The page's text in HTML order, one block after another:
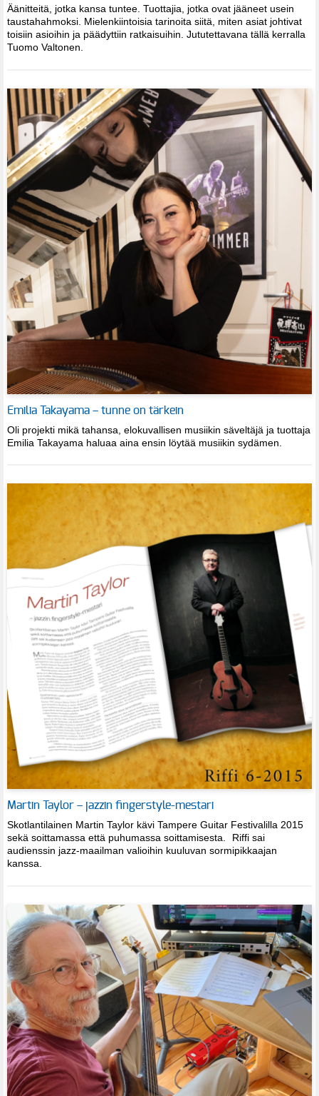
Äänitteitä, jotka kansa tuntee. Tuottajia, jotka ovat jääneet usein
taustahahmoksi. Mielenkiintoisia tarinoita siitä, miten asiat johtivat
toisiin asioihin ja päädyttiin ratkaisuihin. Jututettavana tällä kerralla
Tuomo Valtonen.
Emilia Takayama – tunne on tärkein
Oli projekti mikä tahansa, elokuvallisen musiikin säveltäjä ja tuottaja
Emilia Takayama haluaa aina ensin löytää musiikin sydämen.
Martin Taylor – jazzin fingerstyle-mestari
Skotlantilainen Martin Taylor kävi Tampere Guitar Festivalilla 2015
sekä soittamassa että puhumassa soittamisesta. Riffi sai
audienssin jazz-maailman valioihin kuuluvan sormipikkaajan
kanssa.